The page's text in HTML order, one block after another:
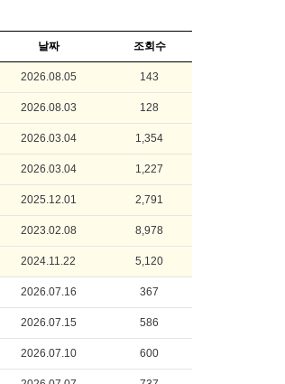
날짜 조회수
2026.08.05 143
2026.08.03 128
2026.03.04 1,354
2026.03.04 1,227
2025.12.01 2,791
2023.02.08 8,978
2024.11.22 5,120
2026.07.16 367
2026.07.15 586
2026.07.10 600